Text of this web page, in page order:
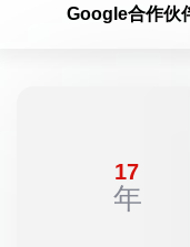
Google合作伙
17
年